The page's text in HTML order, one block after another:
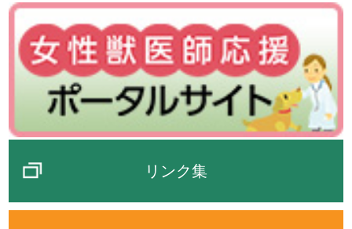
リンク集